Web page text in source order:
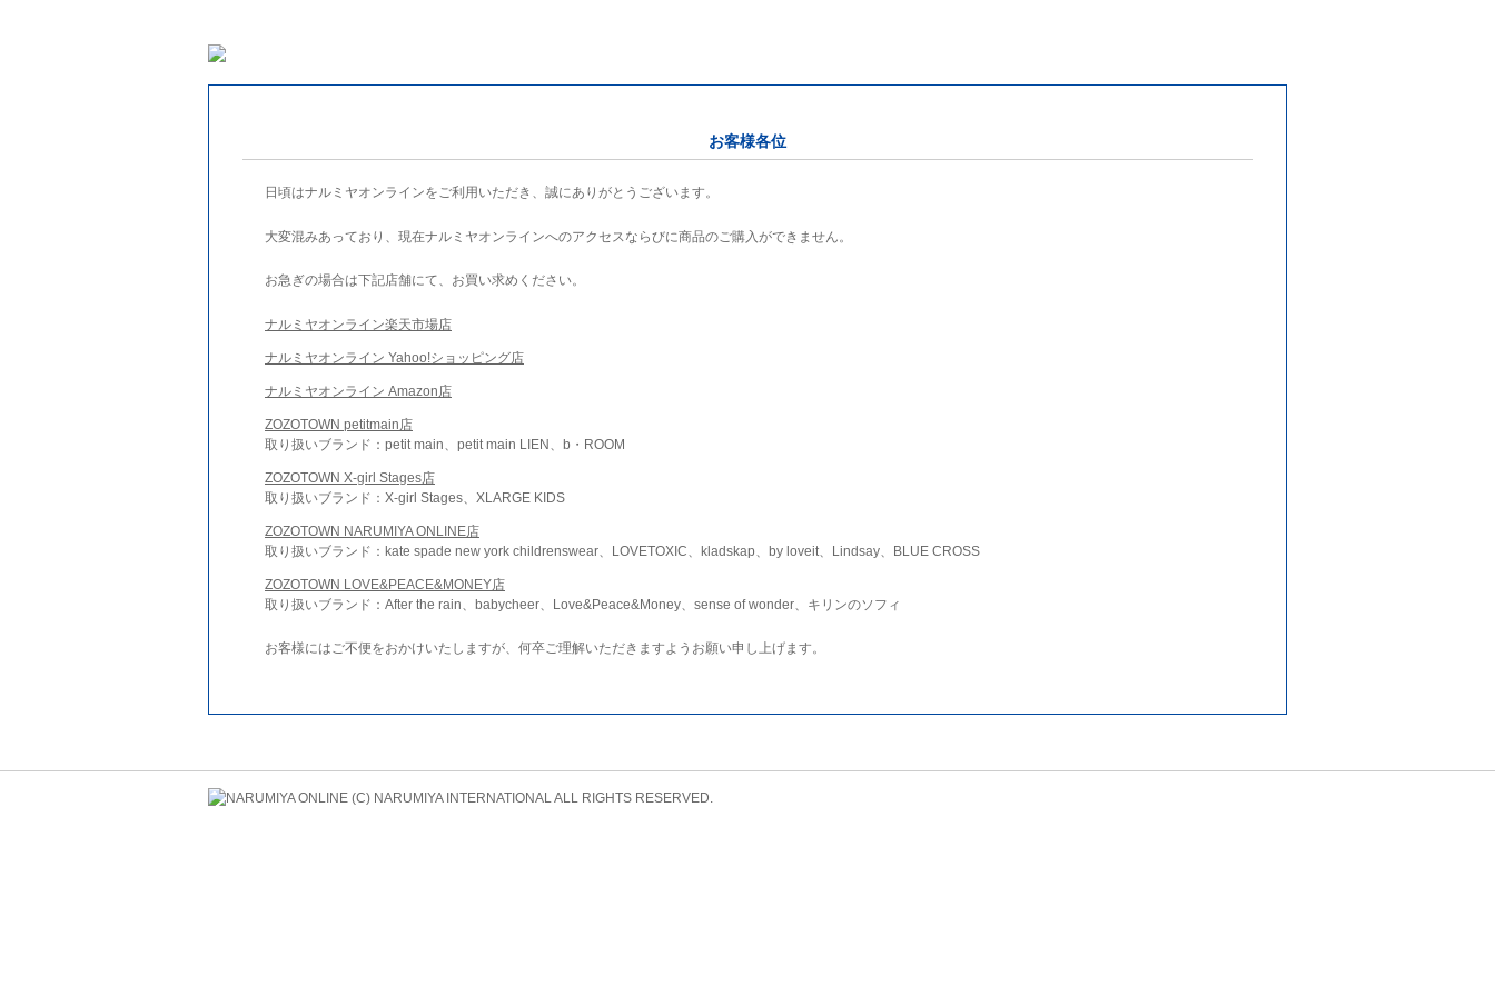
お客様各位
日頃はナルミヤオンラインをご利用いただき、誠にありがとうございます。
大変混みあっており、現在ナルミヤオンラインへのアクセスならびに商品のご購入ができません。
お急ぎの場合は下記店舗にて、お買い求めください。
ナルミヤオンライン楽天市場店
ナルミヤオンライン Yahoo!ショッピング店
ナルミヤオンライン Amazon店
ZOZOTOWN petitmain店
取り扱いブランド：petit main、petit main LIEN、b・ROOM
ZOZOTOWN X-girl Stages店
取り扱いブランド：X-girl Stages、XLARGE KIDS
ZOZOTOWN NARUMIYA ONLINE店
取り扱いブランド：kate spade new york childrenswear、LOVETOXIC、kladskap、by loveit、Lindsay、BLUE CROSS
ZOZOTOWN LOVE&PEACE&MONEY店
取り扱いブランド：After the rain、babycheer、Love&Peace&Money、sense of wonder、キリンのソフィ
お客様にはご不便をおかけいたしますが、何卒ご理解いただきますようお願い申し上げます。